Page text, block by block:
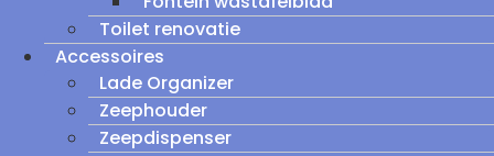
Toilet renovatie
Accessoires
Lade Organizer
Zeephouder
Zeepdispenser